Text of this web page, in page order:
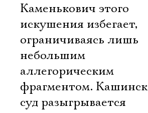
Каменькович этого
искушения избегает,
ограничиваясь лишь
небольшим
аллегорическим
фрагментом.
суд разыгрывается